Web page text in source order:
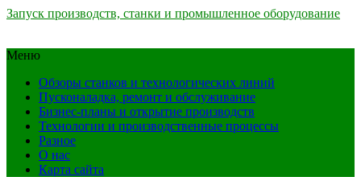
Запуск производств, станки и промышленное оборудование
Меню
Обзоры станков и технологических линий
Пусконаладка, ремонт и обслуживание
Бизнес-планы и открытие производств
Технологии и производственные процессы
Разное
О нас
Карта сайта